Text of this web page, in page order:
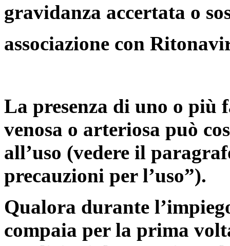
gravidanza accertata o
associazione con
La presenza di uno o
venosa o arteriosa può
all’uso (vedere il
precauzioni per l’uso”).
Qualora durante
compaia per la prima